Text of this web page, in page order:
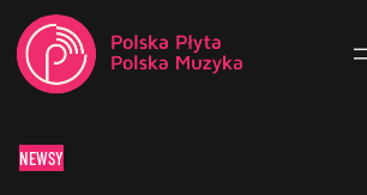
NEWSY